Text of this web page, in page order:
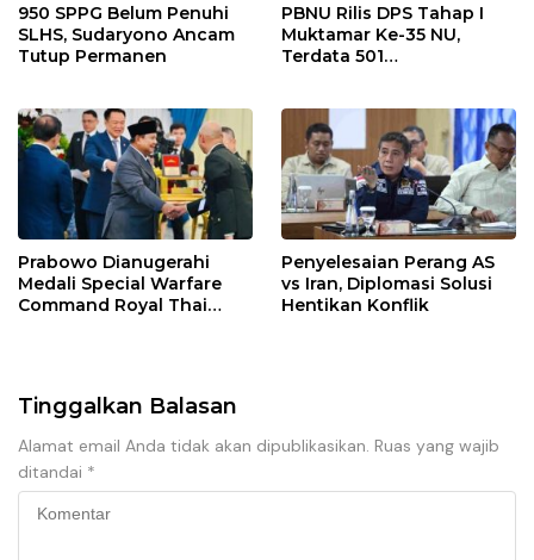
950 SPPG Belum Penuhi
SLHS, Sudaryono Ancam
Tutup Permanen
PBNU Rilis DPS Tahap I
Muktamar Ke-35 NU,
Terdata 501
Prabowo Dianugerahi
Medali Special Warfare
Command Royal Thai
Penyelesaian Perang AS
vs Iran, Diplomasi Solusi
Hentikan Konflik
Tinggalkan Balasan
Alamat email Anda tidak akan dipublikasikan. Ruas yang wajib
ditandai *